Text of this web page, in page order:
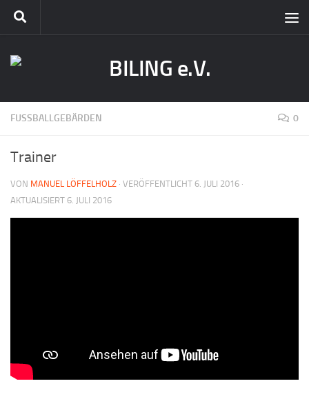
FUSSBALLGEBÄRDEN 0
Trainer
VON MANUEL LÖFFELHOLZ · VERÖFFENTLICHT 6. JULI 2016 ·
AKTUALISIERT 6. JULI 2016